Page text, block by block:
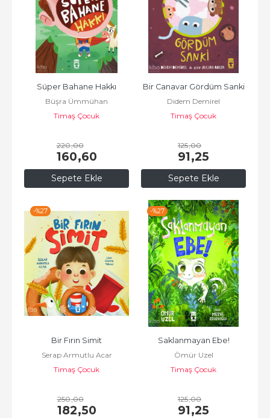
Sepete Ekle
Süper Bahane Hakkı
Büşra Ümmühan
Timaş Çocuk
220,00
160,60
Sepete Ekle
Bir Canavar Gördüm Sanki
Didem Demirel
Timaş Çocuk
125,00
91,25
-%27
Bir Fırın Simit
Serap Armutlu Acar
Timaş Çocuk
250,00
182,50
-%27
Saklanmayan Ebe!
Ömür Uzel
Timaş Çocuk
125,00
91,25